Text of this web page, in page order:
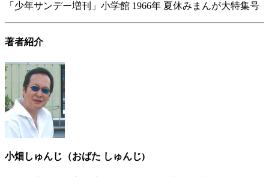
「少年サンデー増刊」小学館 1966年 夏休みまんが大特集号
著者紹介
小畑しゅんじ（おばた しゅんじ)